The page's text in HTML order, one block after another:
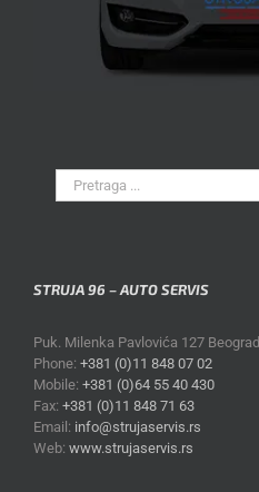
Search
for:
STRUJA 96 – AUTO SERVIS
Puk. Milenka Pavlovića 127 Beograd
Phone: +381 (0)11 848 07 02
Mobile: +381 (0)64 55 40 430
Fax: +381 (0)11 848 71 63
Email: info@strujaservis.rs
Web: www.strujaservis.rs